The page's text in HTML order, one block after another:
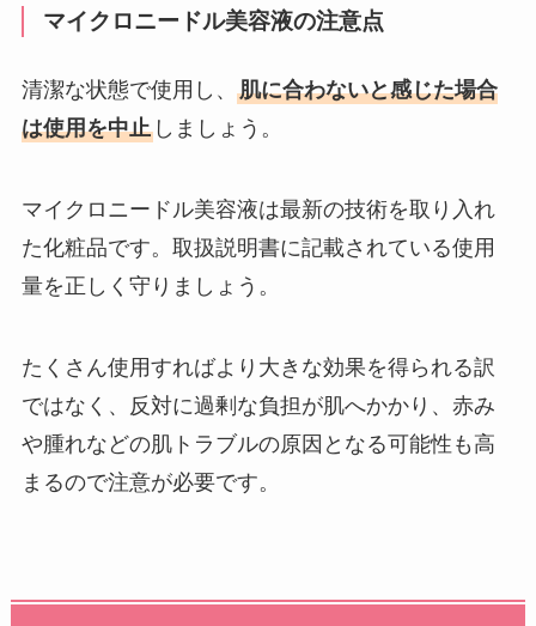
マイクロニードル美容液の注意点
清潔な状態で使用し、 肌に合わないと感じた場合
は使用を中止しましょう。
マイクロニードル美容液は最新の技術を取り入れ
た化粧品です。取扱説明書に記載されている使用
量を正しく守りましょう。
たくさん使用すればより大きな効果を得られる訳
ではなく、反対に過剰な負担が肌へかかり、赤み
や腫れなどの肌トラブルの原因となる可能性も高
まるので注意が必要です。